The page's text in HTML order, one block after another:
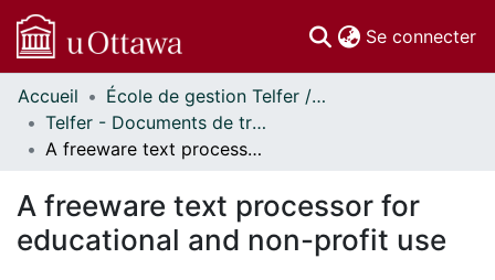
Se connecter
Communautés
et collections
Parcourir
À propos
Accueil
École de gestion Telfer // Telfer School of Management
Telfer - Documents de travail // Telfer - Working Papers
A freeware text processor for educational and non-profit use
A freeware text processor for
educational and non-profit use